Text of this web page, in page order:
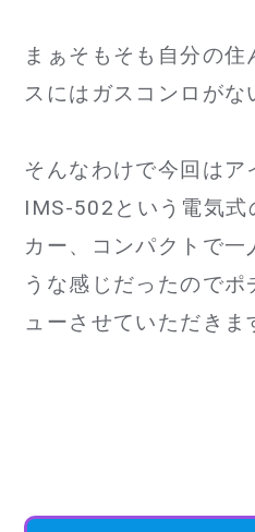
まぁそもそも自分の
スにはガスコンロがな
そんなわけで今回はア
IMS-502という電気式
カー、コンパクトで一
うな感じだったので
ューさせていただきま